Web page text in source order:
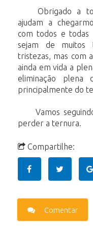
Obrigado a
ajudam a
com todos e todas
sejam de muitos
tristezas, mas com
ainda em vida a
eliminação
principalmente do
Vamos
perder a ternura.
Compartilhe:
Comentar